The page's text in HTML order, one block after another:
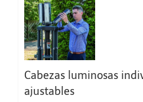
Cabezas luminosas
ajustables